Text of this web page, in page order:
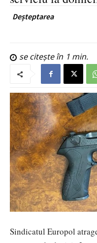
Deșteptarea
se citește în 1 min.
Sindicatul Europol